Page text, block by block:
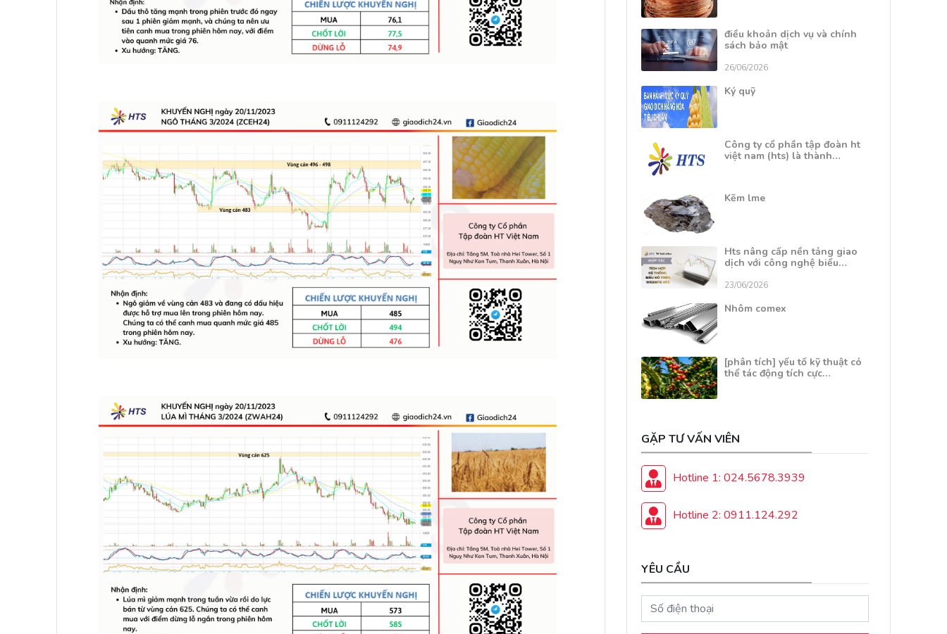
điều khoản dịch vụ và chính
sách bảo mật
26/06/2026
Ký quỹ
Công ty cổ phần tập đoàn ht
việt nam (hts) là thành…
Kẽm lme
Hts nâng cấp nền tảng giao
dịch với công nghệ biểu…
23/06/2026
Nhôm comex
[phân tích] yếu tố kỹ thuật có
thể tác động tích cực…
GẶP TƯ VẤN VIÊN
Hotline 1: 024.5678.3939
Hotline 2: 0911.124.292
YÊU CẦU